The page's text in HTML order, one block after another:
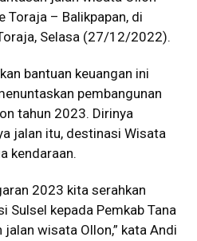
Toraja – Balikpapan, di
Selasa (27/12/2022).
bantuan keuangan ini
pembangunan
tahun 2023. Dirinya
jalan itu, destinasi Wisata
kendaraan.
2023 kita serahkan
Sulsel kepada Pemkab Tana
wisata Ollon,” kata Andi